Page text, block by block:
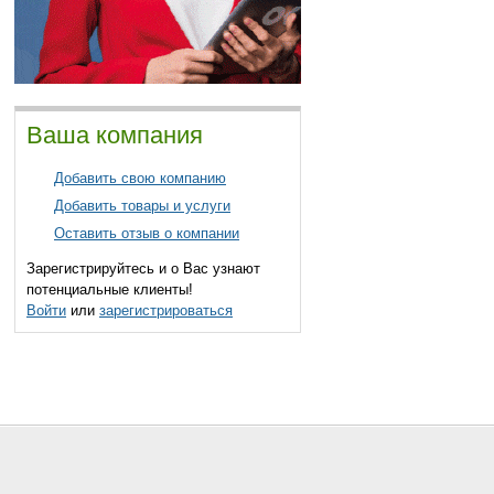
Ваша компания
Добавить свою компанию
Добавить товары и услуги
Оставить отзыв о компании
Зарегистрируйтесь и о Вас узнают
потенциальные клиенты!
Войти или зарегистрироваться